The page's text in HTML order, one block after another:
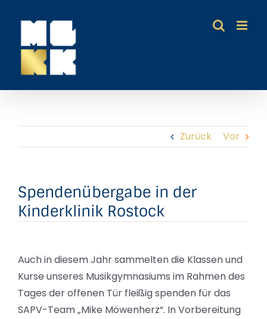
Inhalt
springen
Zurück Vor
Spendenübergabe in der
Kinderklinik Rostock
Auch in diesem Jahr sammelten die Klassen und
Kurse unseres Musikgymnasiums im Rahmen des
Tages der offenen Tür fleißig spenden für das
SAPV-Team „Mike Möwenherz“. In Vorbereitung